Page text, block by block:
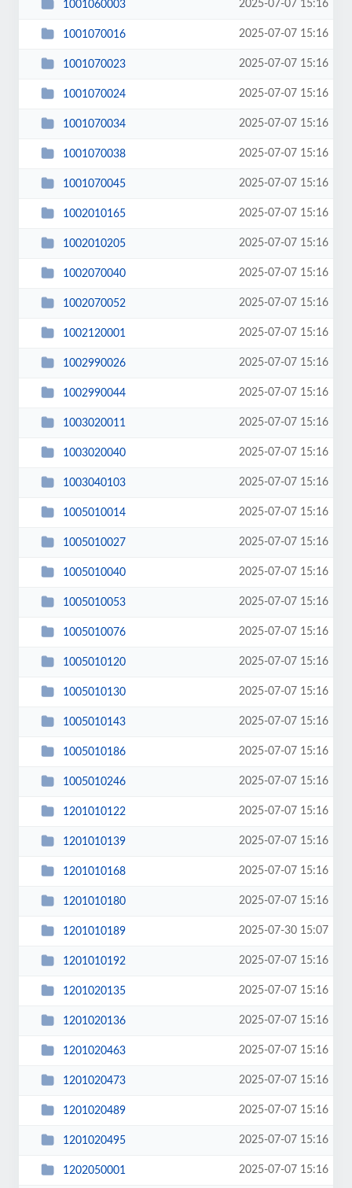
1001060003 2025-07-07 15:16
1001070016 2025-07-07 15:16
1001070023 2025-07-07 15:16
1001070024 2025-07-07 15:16
1001070034 2025-07-07 15:16
1001070038 2025-07-07 15:16
1001070045 2025-07-07 15:16
1002010165 2025-07-07 15:16
1002010205 2025-07-07 15:16
1002070040 2025-07-07 15:16
1002070052 2025-07-07 15:16
1002120001 2025-07-07 15:16
1002990026 2025-07-07 15:16
1002990044 2025-07-07 15:16
1003020011 2025-07-07 15:16
1003020040 2025-07-07 15:16
1003040103 2025-07-07 15:16
1005010014 2025-07-07 15:16
1005010027 2025-07-07 15:16
1005010040 2025-07-07 15:16
1005010053 2025-07-07 15:16
1005010076 2025-07-07 15:16
1005010120 2025-07-07 15:16
1005010130 2025-07-07 15:16
1005010143 2025-07-07 15:16
1005010186 2025-07-07 15:16
1005010246 2025-07-07 15:16
1201010122 2025-07-07 15:16
1201010139 2025-07-07 15:16
1201010168 2025-07-07 15:16
1201010180 2025-07-07 15:16
1201010189 2025-07-30 15:07
1201010192 2025-07-07 15:16
1201020135 2025-07-07 15:16
1201020136 2025-07-07 15:16
1201020463 2025-07-07 15:16
1201020473 2025-07-07 15:16
1201020489 2025-07-07 15:16
1201020495 2025-07-07 15:16
1202050001 2025-07-07 15:16